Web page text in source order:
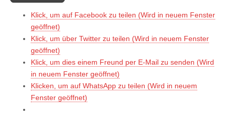
Klick, um auf Facebook zu teilen (Wird in neuem Fenster
geöffnet)
Klick, um über Twitter zu teilen (Wird in neuem Fenster
geöffnet)
Klick, um dies einem Freund per E-Mail zu senden (Wird
in neuem Fenster geöffnet)
Klicken, um auf WhatsApp zu teilen (Wird in neuem
Fenster geöffnet)